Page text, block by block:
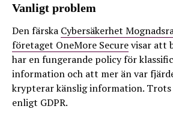
Vanligt problem
Den färska Cybersäkerhet
företaget OneMore Securevisar att
har en fungerande policy för
information och att mer än var
krypterar känslig information.
enligt GDPR.